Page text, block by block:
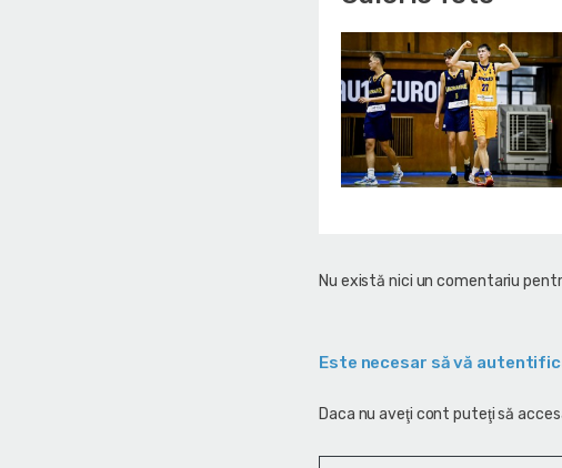
Nu există nici un comentariu
Este necesar să vă
Daca nu aveţi cont puteţi să